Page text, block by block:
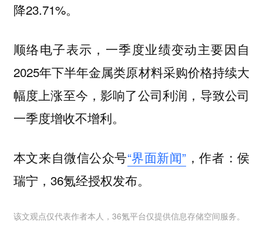
降23.71%。
顺络电子表示，一季度业绩变动主要因自
2025年下半年金属类原材料采购价格持续大
幅度上涨至今，影响了公司利润，导致公司
一季度增收不增利。
本文来自微信公众号“界面新闻” ，作者：侯
瑞宁，36氪经授权发布。
该文观点仅代表作者本人，36氪平台仅提供信息存储空间服务。